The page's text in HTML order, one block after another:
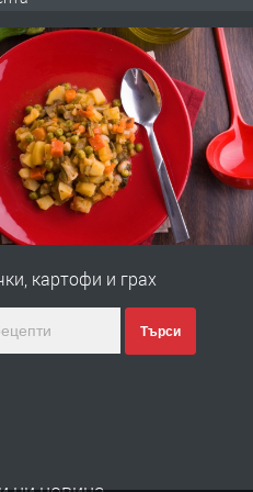
картофи и грах
Търси